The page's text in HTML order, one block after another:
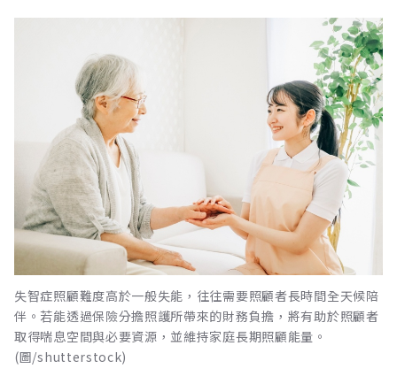
失智症照顧難度高於一般失能，往往需要照顧者長時間全天候陪
伴。若能透過保險分擔照護所帶來的財務負擔，將有助於照顧者
取得喘息空間與必要資源，並維持家庭長期照顧能量。
(圖/shutterstock)